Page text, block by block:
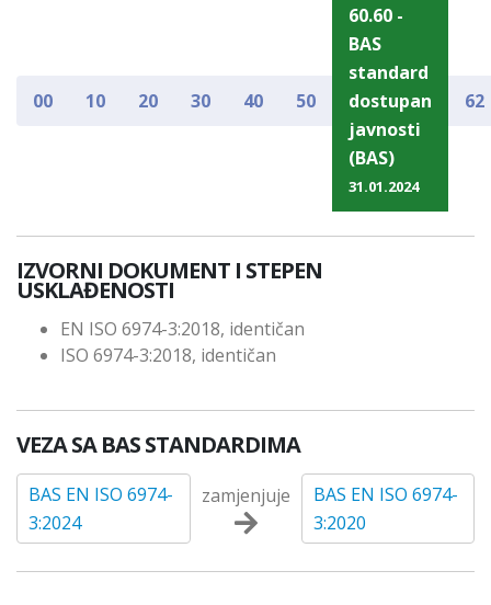
00 10 20 30 40 50
60.60 -
BAS
standard
dostupan
javnosti
(BAS)
31.01.2024
62
IZVORNI DOKUMENT I STEPEN
USKLAĐENOSTI
EN ISO 6974-3:2018, identičan
ISO 6974-3:2018, identičan
VEZA SA BAS STANDARDIMA
BAS EN ISO 6974-
3:2024
zamjenjuje
BAS EN ISO 6974-
3:2020